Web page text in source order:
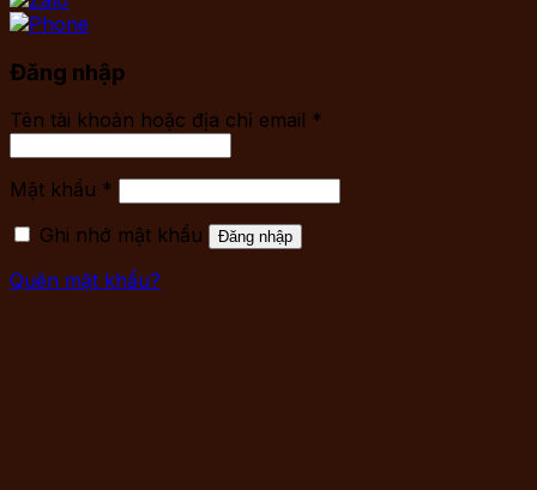
Đăng nhập
Tên tài khoản hoặc địa chỉ email *
Mật khẩu *
Ghi nhớ mật khẩu
Đăng nhập
Quên mật khẩu?